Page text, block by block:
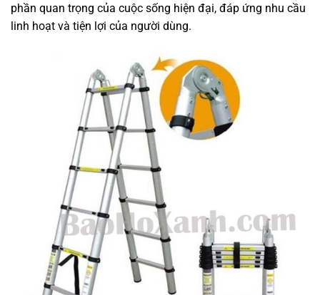
phần quan trọng của cuộc sống hiện đại, đáp ứng nhu cầu
linh hoạt và tiện lợi của người dùng.